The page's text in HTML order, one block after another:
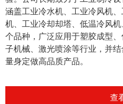
涵盖工业冷水机、工业冷风机
机、工业冷却却塔、低温冷风
个品种，广泛应用于塑胶成型
子机械、激光喷涂等行业，并
量身定做高品质产品。
查